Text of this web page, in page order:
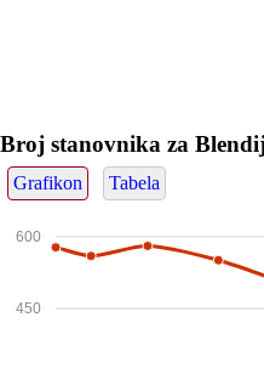
Broj stanovnika za
Grafikon Tabela
450
600